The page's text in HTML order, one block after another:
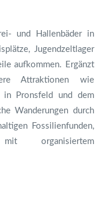
und Hallenbäder in
Jugendzeltlager
aufkommen. Ergänzt
Attraktionen wie
in Pronsfeld und dem
Wanderungen durch
Fossilienfunden,
mit organisiertem